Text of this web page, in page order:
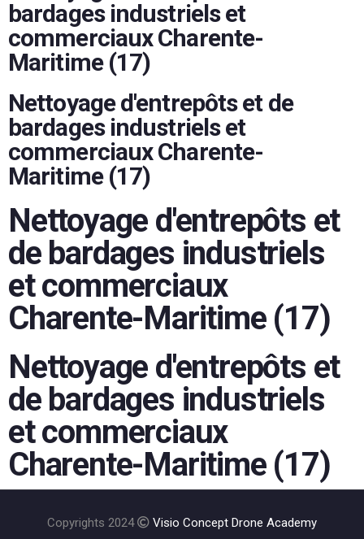
bardages industriels et
commerciaux Charente-
Maritime (17)
Nettoyage d'entrepôts et de
bardages industriels et
commerciaux Charente-
Maritime (17)
Nettoyage d'entrepôts et
de bardages industriels
et commerciaux
Charente-Maritime (17)
Nettoyage d'entrepôts et
de bardages industriels
et commerciaux
Charente-Maritime (17)
Copyrights 2024 Visio Concept Drone Academy